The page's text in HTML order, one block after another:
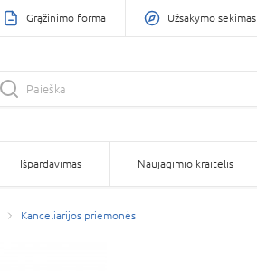
Grąžinimo forma Užsakymo sekimas
Išpardavimas Naujagimio kraitelis
Kanceliarijos priemonės